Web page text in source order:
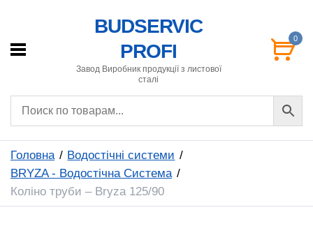
BUDSERVIC
PROFI
Завод Виробник продукції з листової
сталі
0
Головна
Водостічні системи
BRYZA - Водостічна Система
Коліно труби – Bryza 125/90